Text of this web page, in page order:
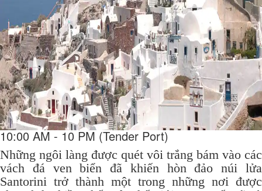
10:00 AM - 10 PM (Tender Port)
Những ngôi làng được quét vôi trắng bám vào các
vách đá ven biển đã khiến hòn đảo núi lửa
Santorini trở thành một trong những nơi được